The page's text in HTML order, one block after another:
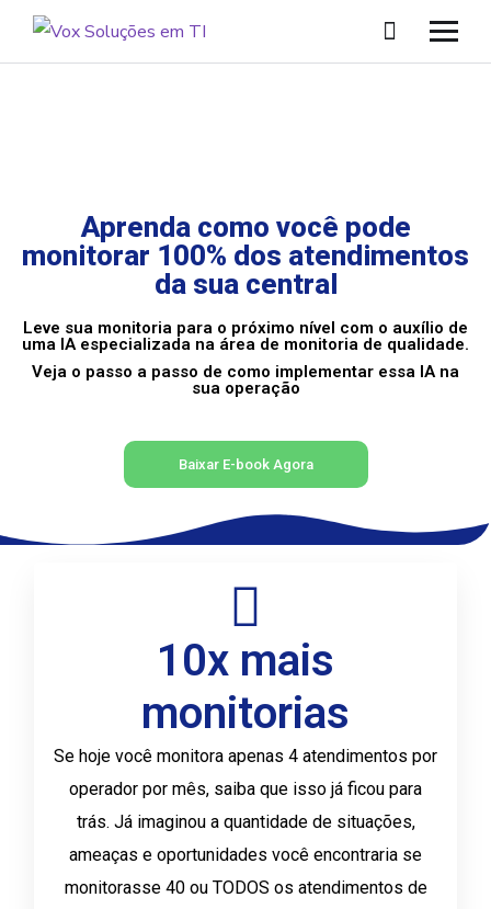
Aprenda como você pode
monitorar 100% dos atendimentos
da sua central
Leve sua monitoria para o próximo nível com o auxílio de
uma IA especializada na área de monitoria de qualidade.
Veja o passo a passo de como implementar essa IA na
sua operação
Baixar E-book Agora
10x mais
monitorias
Se hoje você monitora apenas 4 atendimentos por
operador por mês, saiba que isso já ficou para
trás. Já imaginou a quantidade de situações,
ameaças e oportunidades você encontraria se
monitorasse 40 ou TODOS os atendimentos de